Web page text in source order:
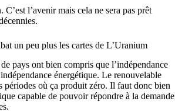
l’avenir mais cela ne sera pas prêt
un peu plus les cartes de L’Uranium
pays ont bien compris que l’indépendance
énergétique. Le renouvelable
périodes où ça produit zéro. Il faut donc bien
capable de pouvoir répondre à la demande